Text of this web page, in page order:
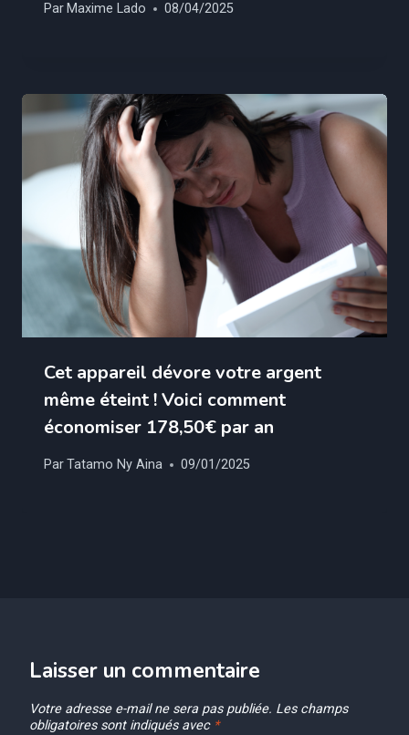
Par Maxime Lado 08/04/2025
Cet appareil dévore votre argent
même éteint ! Voici comment
économiser 178,50€ par an
ParTatamo Ny Aina 09/01/2025
Laisser un commentaire
Votre adresse e-mail ne sera pas publiée. Les champs
obligatoires sont indiqués avec *